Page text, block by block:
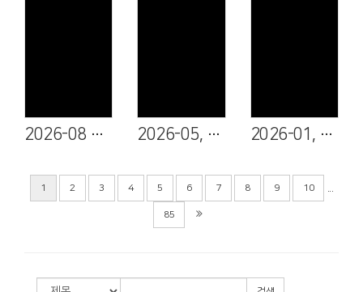
2026-08 유종명 청년 2026-05, 06, 07 진은영 집사, 김유빈 학생, 김다빈 학생 2026-01, 02 김광태 집사, 김영순 권사
1 2 3 4 5 6 7 8 9 10 ...
85